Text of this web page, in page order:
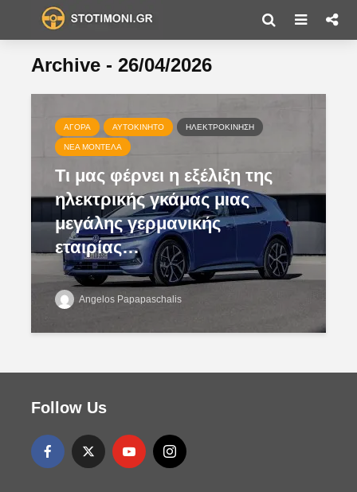
Archive - 26/04/2026
ΑΓΟΡΆ ΑΥΤΟΚΊΝΗΤΟ ΗΛΕΚΤΡΟΚΊΝΗΣΗ
ΝΈΑ ΜΟΝΤΈΛΑ
Τι μας φέρνει η εξέλιξη της
ηλεκτρικής γκάμας μιας
μεγάλης γερμανικής
εταιρίας…
Angelos Papapaschalis
Follow Us